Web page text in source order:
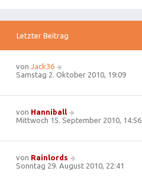
Letzter Beitrag
von Jack36
Samstag 2. Oktober 2010, 19:09
von Hanniball
Mittwoch 15. September 2010, 14:56
von Rainlords
Sonntag 29. August 2010, 22:41